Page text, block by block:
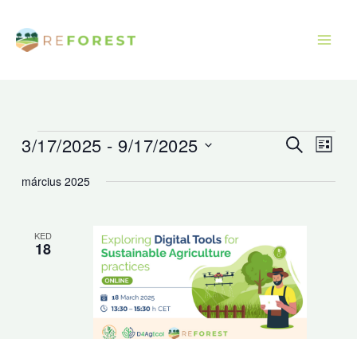
tartalomra
Események
Események
és
Keresett
Lista
3/17/2025 - 9/17/2025
kiválasztása.
március 2025
KED
18